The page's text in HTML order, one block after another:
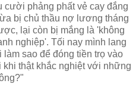
cười phảng phất vẻ cay đắng
bị chủ thầu nợ lương tháng
lại còn bị mắng là 'không
nghiệp'. Tối nay mình lang
sao để đóng tiền trọ vào
khi thật khắc nghiệt với những